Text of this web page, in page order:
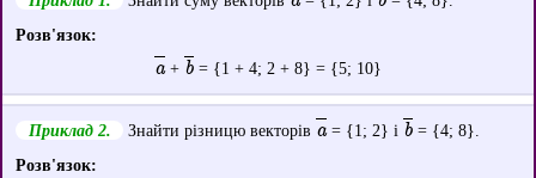
Розв'язок:
a+ b = {1 + 4; 2 + 8} = {5; 10}
Приклад 2. Знайти різницю векторів a= {1; 2} і b = {4; 8}.
Розв'язок: